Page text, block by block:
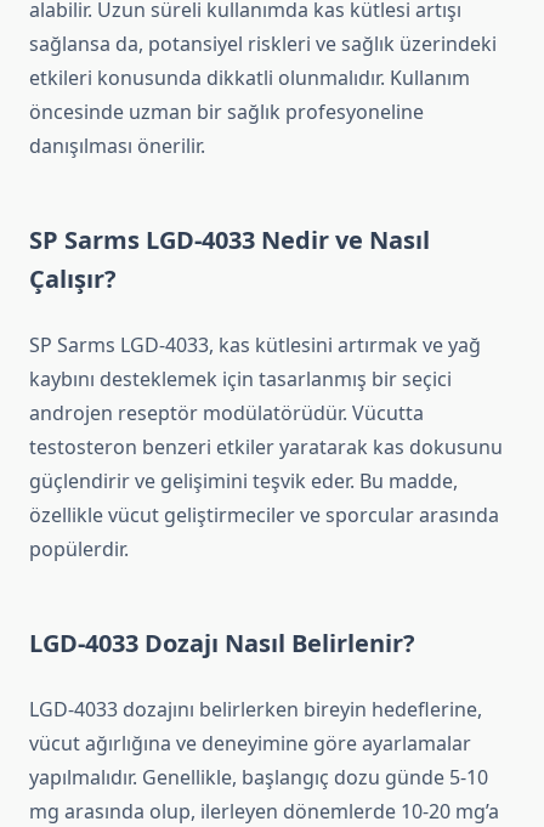
alabilir. Uzun süreli kullanımda kas kütlesi artışı
sağlansa da, potansiyel riskleri ve sağlık üzerindeki
etkileri konusunda dikkatli olunmalıdır. Kullanım
öncesinde uzman bir sağlık profesyoneline
danışılması önerilir.
SP Sarms LGD-4033 Nedir ve Nasıl
Çalışır?
SP Sarms LGD-4033, kas kütlesini artırmak ve yağ
kaybını desteklemek için tasarlanmış bir seçici
androjen reseptör modülatörüdür. Vücutta
testosteron benzeri etkiler yaratarak kas dokusunu
güçlendirir ve gelişimini teşvik eder. Bu madde,
özellikle vücut geliştirmeciler ve sporcular arasında
popülerdir.
LGD-4033 Dozajı Nasıl Belirlenir?
LGD-4033 dozajını belirlerken bireyin hedeflerine,
vücut ağırlığına ve deneyimine göre ayarlamalar
yapılmalıdır. Genellikle, başlangıç dozu günde 5-10
mg arasında olup, ilerleyen dönemlerde 10-20 mg’a